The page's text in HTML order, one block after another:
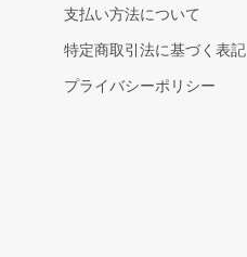
支払い方法について
特定商取引法に基づく表記
プライバシーポリシー